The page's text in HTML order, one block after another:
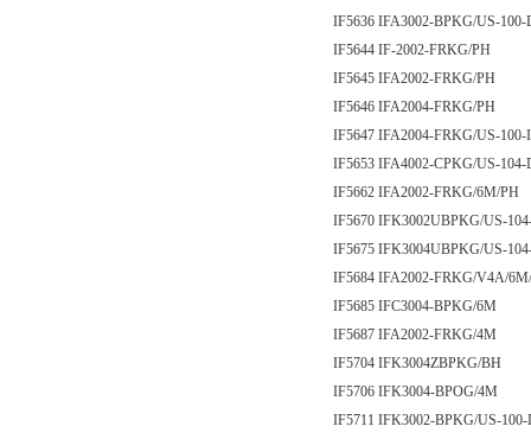
IF5636 IFA3002-BPKG/US-100-
IF5644 IF-2002-FRKG/PH
IF5645 IFA2002-FRKG/PH
IF5646 IFA2004-FRKG/PH
IF5647 IFA2004-FRKG/US-100-
IF5653 IFA4002-CPKG/US-104-
IF5662 IFA2002-FRKG/6M/PH
IF5670 IFK3002UBPKG/US-
IF5675 IFK3004UBPKG/US-
IF5684 IFA2002-FRKG/V4A/
IF5685 IFC3004-BPKG/6M
IF5687 IFA2002-FRKG/4M
IF5704 IFK3004ZBPKG/BH
IF5706 IFK3004-BPOG/4M
IF5711 IFK3002-BPKG/US-100-